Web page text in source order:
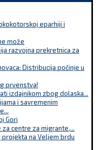
eparhiji i
može
razvojna prekretnica za
Distribucija počinje u
prvenstva!
izdajnikom zbog dolaska...
i savremenim
Gori
za centre za migrante,...
na Veljem brdu